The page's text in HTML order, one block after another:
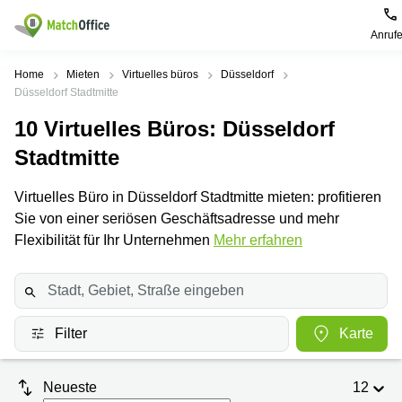
Mieten / Vermieten
Produktseiten
Büro
Business
center
Coworking
Seminarraum
Virtuelles
Büro
Beliebte
Städte
mieten
München
Geschäftsadresse
Geschäftsadresse
mieten
Düsseldorf
Geschäftsadresse
Stuttgart
Büro
Beliebte
Suchanfragen
Dortmund
Ellipson
Ruhrallee
Office Club
Ballindamm
3
Rahel-
Straße
Hilfe
Über uns
Büro vermieten
Log-in
Home Mieten Virtuelles büros
Düsseldorf
Düsseldorf Stadtmitte
10 Virtuelles Büros: Düsseldorf
Stadtmitte
Virtuelles Büro in Düsseldorf Stadtmitte mieten: profitieren
Sie von einer seriösen Geschäftsadresse und mehr
Flexibilität für Ihr Unternehmen Mehr erfahren
Filter Karte
Neueste
12